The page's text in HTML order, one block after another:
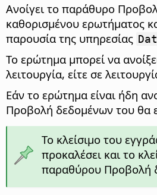
Ανοίγει το παράθυρο
καθορισμένου ερωτήματος
παρουσία της υπηρεσίας
Το ερώτημα μπορεί να
λειτουργία, είτε σε
Εάν το ερώτημα είναι ήδη
Προβολή δεδομένων του θα
Το κλείσιμο του
προκαλέσει και το
παραθύρου Προβολή